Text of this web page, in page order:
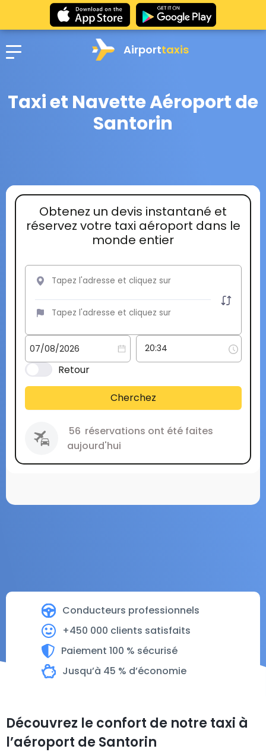
Airporttaxis
Taxi et Navette Aéroport de
Santorin
Conducteurs professionnels
+450 000 clients satisfaits
Paiement 100 % sécurisé
Jusqu’à 45 % d’économie
Obtenez un devis instantané et
réservez votre taxi aéroport dans le
monde entier
Retour
Cherchez
56 réservations ont été faites
aujourd'hui
Découvrez le confort de notre taxi à
l’aéroport de Santorin